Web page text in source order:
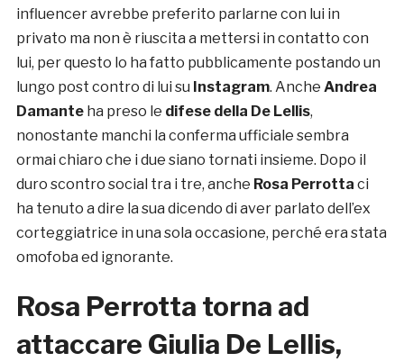
influencer avrebbe preferito parlarne con lui in
privato ma non è riuscita a mettersi in contatto con
lui, per questo lo ha fatto pubblicamente postando un
lungo post contro di lui su Instagram. Anche Andrea
Damante ha preso le difese della De Lellis,
nonostante manchi la conferma ufficiale sembra
ormai chiaro che i due siano tornati insieme. Dopo il
duro scontro social tra i tre, anche Rosa Perrotta ci
ha tenuto a dire la sua dicendo di aver parlato dell’ex
corteggiatrice in una sola occasione, perché era stata
omofoba ed ignorante.
Rosa Perrotta torna ad
attaccare Giulia De Lellis,